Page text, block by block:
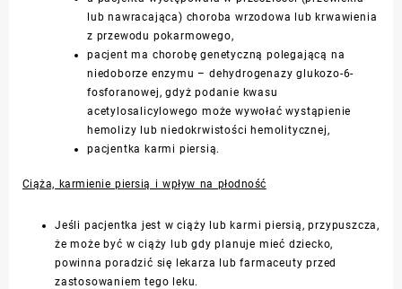
lub nawracająca) choroba wrzodowa lub krwawienia
z przewodu pokarmowego,
pacjent ma chorobę genetyczną polegającą na
niedoborze enzymu – dehydrogenazy glukozo-6-
fosforanowej, gdyż podanie kwasu
acetylosalicylowego może wywołać wystąpienie
hemolizy lub niedokrwistości hemolitycznej,
pacjentka karmi piersią.
Ciąża, karmienie piersią i wpływ na płodność
Jeśli pacjentka jest w ciąży lub karmi piersią, przypuszcza,
że może być w ciąży lub gdy planuje mieć dziecko,
powinna poradzić się lekarza lub farmaceuty przed
zastosowaniem tego leku.